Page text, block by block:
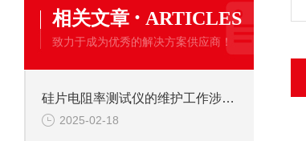
相关文章 · ARTICLES
致力于成为优秀的解决方案供应商！
硅片电阻率测试仪的维护工作涉及到的方方面面
2025-02-18